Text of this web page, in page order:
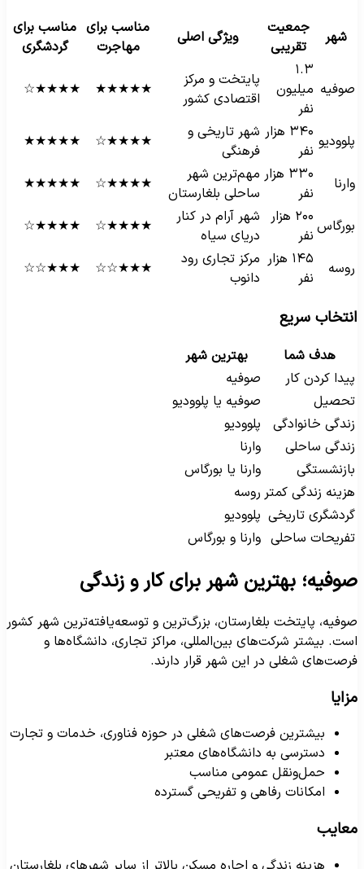
شهر
جمعیت
تقریبی
ویژگی اصلی
مناسب برای
مهاجرت
مناسب برای
گردشگری
صوفیه
۱.۳
میلیون
نفر
پایتخت و مرکز
اقتصادی کشور
★★★★★
★★★★☆
پلوودیو
۳۴۰ هزار
نفر
شهر تاریخی و
فرهنگی
★★★★☆
★★★★★
وارنا
۳۳۰ هزار
نفر
مهم‌ترین شهر
ساحلی بلغارستان
★★★★☆
★★★★★
بورگاس
۲۰۰ هزار
نفر
شهر آرام در کنار
دریای سیاه
★★★★☆
★★★★☆
روسه
۱۴۵ هزار
نفر
مرکز تجاری رود
دانوب
★★★☆☆
★★★☆☆
سریع
هدف شما
بهترین شهر
پیدا کردن کار
صوفیه
تحصیل
صوفیه یا پلوودیو
زندگی خانوادگی
پلوودیو
زندگی ساحلی
وارنا
بازنشستگی
وارنا یا بورگاس
هزینه زندگی کمترروسه
گردشگری تاریخی پلوودیو
تفریحات ساحلی
وارنا و بورگاس
بهترین شهر برای کار و زندگی
پایتخت بلغارستان، بزرگ‌ترین و توسعه‌یافته‌ترین شهر کشور
بیشتر شرکت‌های بین‌المللی، مراکز تجاری، دانشگاه‌ها و
شغلی در این شهر قرار دارند.
بیشترین فرصت‌های شغلی در حوزه فناوری، خدمات و تجارت
دسترسی به دانشگاه‌های معتبر
حمل‌ونقل عمومی مناسب
امکانات رفاهی و تفریحی گسترده